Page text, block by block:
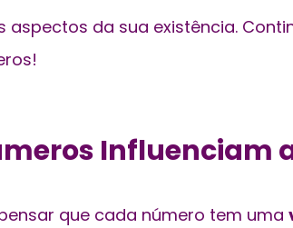
aspectos da sua existência.
Influenciam
que cada número tem uma